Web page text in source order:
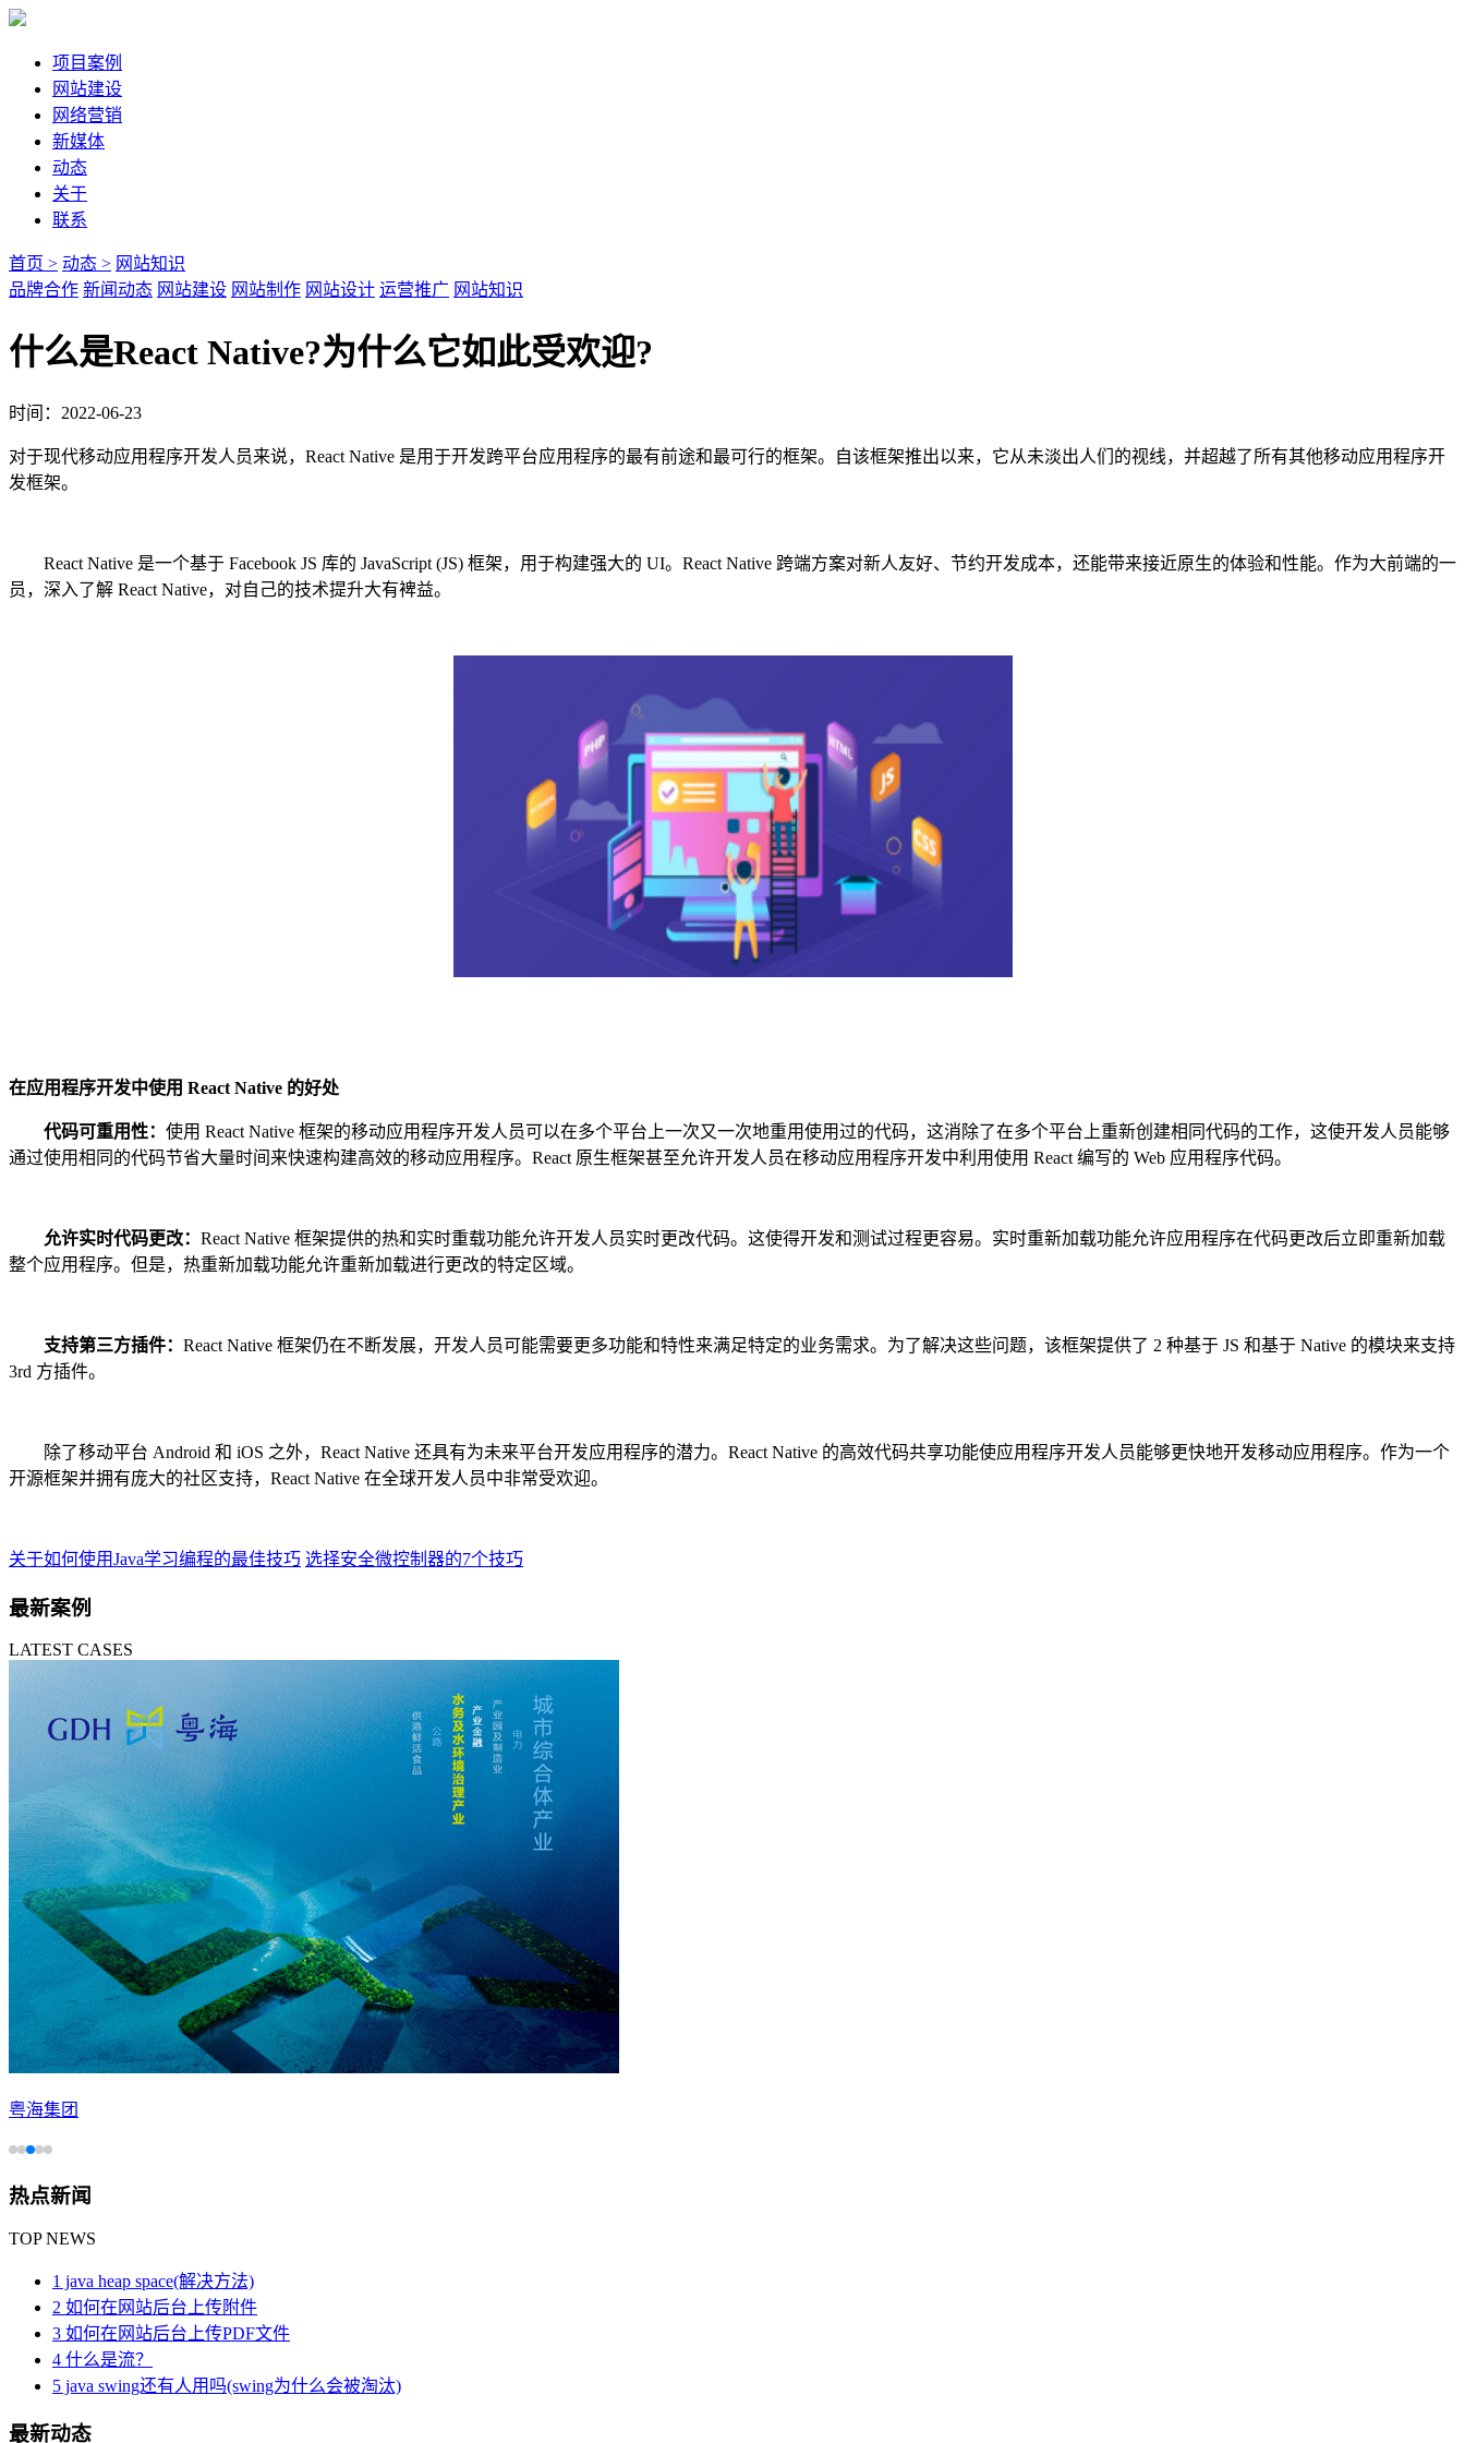
项目案例
网站建设
网络营销
新媒体
动态
关于
联系
首页 > 动态 > 网站知识
品牌合作 新闻动态 网站建设 网站制作 网站设计 运营推广 网站知识
什么是React Native?为什么它如此受欢迎?
时间：2022-06-23
对于现代移动应用程序开发人员来说，React Native 是用于开发跨平台应用程序的最有前途和最可行的框架。自该框架推出以来，它从未淡出人们的视线，并超越了所有其他移动应用程序开
发框架。
React Native 是一个基于 Facebook JS 库的 JavaScript (JS) 框架，用于构建强大的 UI。React Native 跨端方案对新人友好、节约开发成本，还能带来接近原生的体验和性能。作为大前端的一
员，深入了解 React Native，对自己的技术提升大有裨益。
在应用程序开发中使用 React Native 的好处
代码可重用性： 使用 React Native 框架的移动应用程序开发人员可以在多个平台上一次又一次地重用使用过的代码，这消除了在多个平台上重新创建相同代码的工作，这使开发人员能够
通过使用相同的代码节省大量时间来快速构建高效的移动应用程序。React 原生框架甚至允许开发人员在移动应用程序开发中利用使用 React 编写的 Web 应用程序代码。
允许实时代码更改： React Native 框架提供的热和实时重载功能允许开发人员实时更改代码。这使得开发和测试过程更容易。实时重新加载功能允许应用程序在代码更改后立即重新加载
整个应用程序。但是，热重新加载功能允许重新加载进行更改的特定区域。
支持第三方插件： React Native 框架仍在不断发展，开发人员可能需要更多功能和特性来满足特定的业务需求。为了解决这些问题，该框架提供了 2 种基于 JS 和基于 Native 的模块来支持
3rd 方插件。
除了移动平台 Android 和 iOS 之外，React Native 还具有为未来平台开发应用程序的潜力。React Native 的高效代码共享功能使应用程序开发人员能够更快地开发移动应用程序。作为一个
开源框架并拥有庞大的社区支持，React Native 在全球开发人员中非常受欢迎。
关于如何使用Java学习编程的最佳技巧 选择安全微控制器的7个技巧
最新案例
LATEST CASES
粤海集团
热点新闻
TOP NEWS
1 java heap space(解决方法)
2 如何在网站后台上传附件
3 如何在网站后台上传PDF文件
4 什么是流？
5 java swing还有人用吗(swing为什么会被淘汰)
最新动态